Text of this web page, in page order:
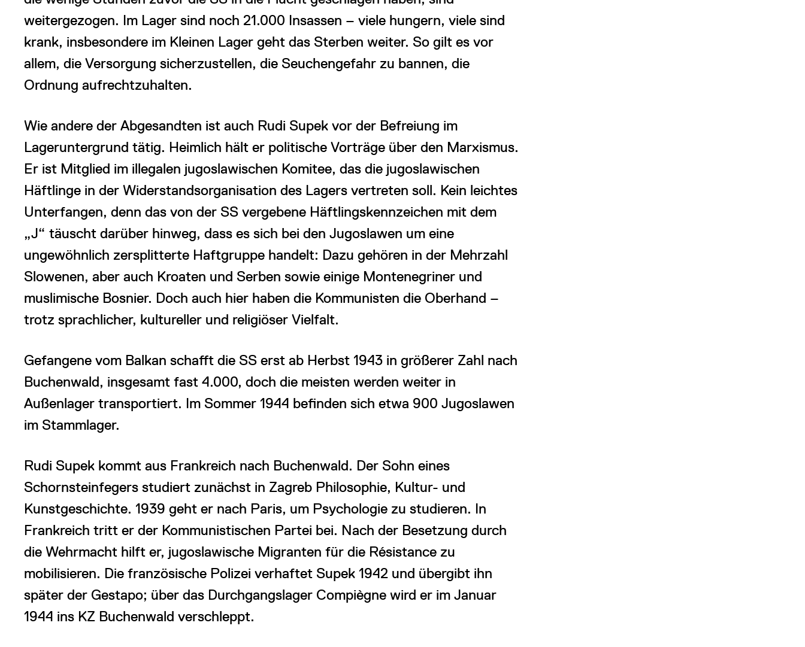
weitergezogen. Im Lager sind noch 21.000 Insassen – viele hungern, viele sind
krank, insbesondere im Kleinen Lager geht das Sterben weiter. So gilt es vor
allem, die Versorgung sicherzustellen, die Seuchengefahr zu bannen, die
Ordnung aufrechtzuhalten.
Wie andere der Abgesandten ist auch Rudi Supek vor der Befreiung im
Lageruntergrund tätig. Heimlich hält er politische Vorträge über den Marxismus.
Er ist Mitglied im illegalen jugoslawischen Komitee, das die jugoslawischen
Häftlinge in der Widerstandsorganisation des Lagers vertreten soll. Kein leichtes
Unterfangen, denn das von der SS vergebene Häftlingskennzeichen mit dem
„J“ täuscht darüber hinweg, dass es sich bei den Jugoslawen um eine
ungewöhnlich zersplitterte Haftgruppe handelt: Dazu gehören in der Mehrzahl
Slowenen, aber auch Kroaten und Serben sowie einige Montenegriner und
muslimische Bosnier. Doch auch hier haben die Kommunisten die Oberhand –
trotz sprachlicher, kultureller und religiöser Vielfalt.
Gefangene vom Balkan schafft die SS erst ab Herbst 1943 in größerer Zahl nach
Buchenwald, insgesamt fast 4.000, doch die meisten werden weiter in
Außenlager transportiert. Im Sommer 1944 befinden sich etwa 900 Jugoslawen
im Stammlager.
Rudi Supek kommt aus Frankreich nach Buchenwald. Der Sohn eines
Schornsteinfegers studiert zunächst in Zagreb Philosophie, Kultur- und
Kunstgeschichte. 1939 geht er nach Paris, um Psychologie zu studieren. In
Frankreich tritt er der Kommunistischen Partei bei. Nach der Besetzung durch
die Wehrmacht hilft er, jugoslawische Migranten für die Résistance zu
mobilisieren. Die französische Polizei verhaftet Supek 1942 und übergibt ihn
später der Gestapo; über das Durchgangslager Compiègne wird er im Januar
1944 ins KZ Buchenwald verschleppt.